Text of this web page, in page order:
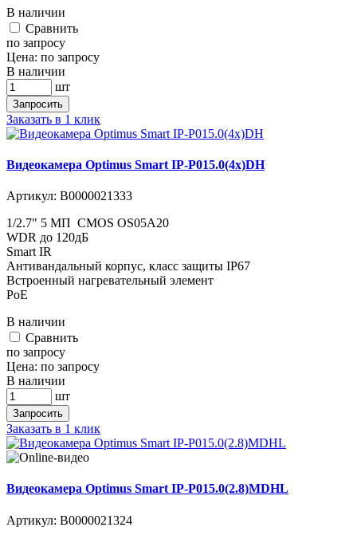
В наличии
Cравнить
по запросу
Цена: по запросу
В наличии
шт
Запросить
Заказать в 1 клик
Видеокамера Optimus Smart IP-P015.0(4x)DH
Артикул: В0000021333
1/2.7" 5 МП CMOS OS05A20
WDR до 120дБ
Smart IR
Антивандальный корпус, класс защиты IР67
Встроенный нагревательный элемент
PoE
В наличии
Cравнить
по запросу
Цена: по запросу
В наличии
шт
Запросить
Заказать в 1 клик
Видеокамера Optimus Smart IP-P015.0(2.8)MDHL
Артикул: В0000021324